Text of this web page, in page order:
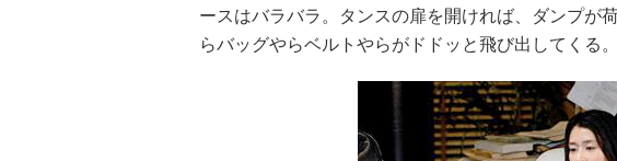
ースはバラバラ。タンスの扉を開ければ、ダンプが
らバッグやらベルトやらがドドッと飛び出してくる。